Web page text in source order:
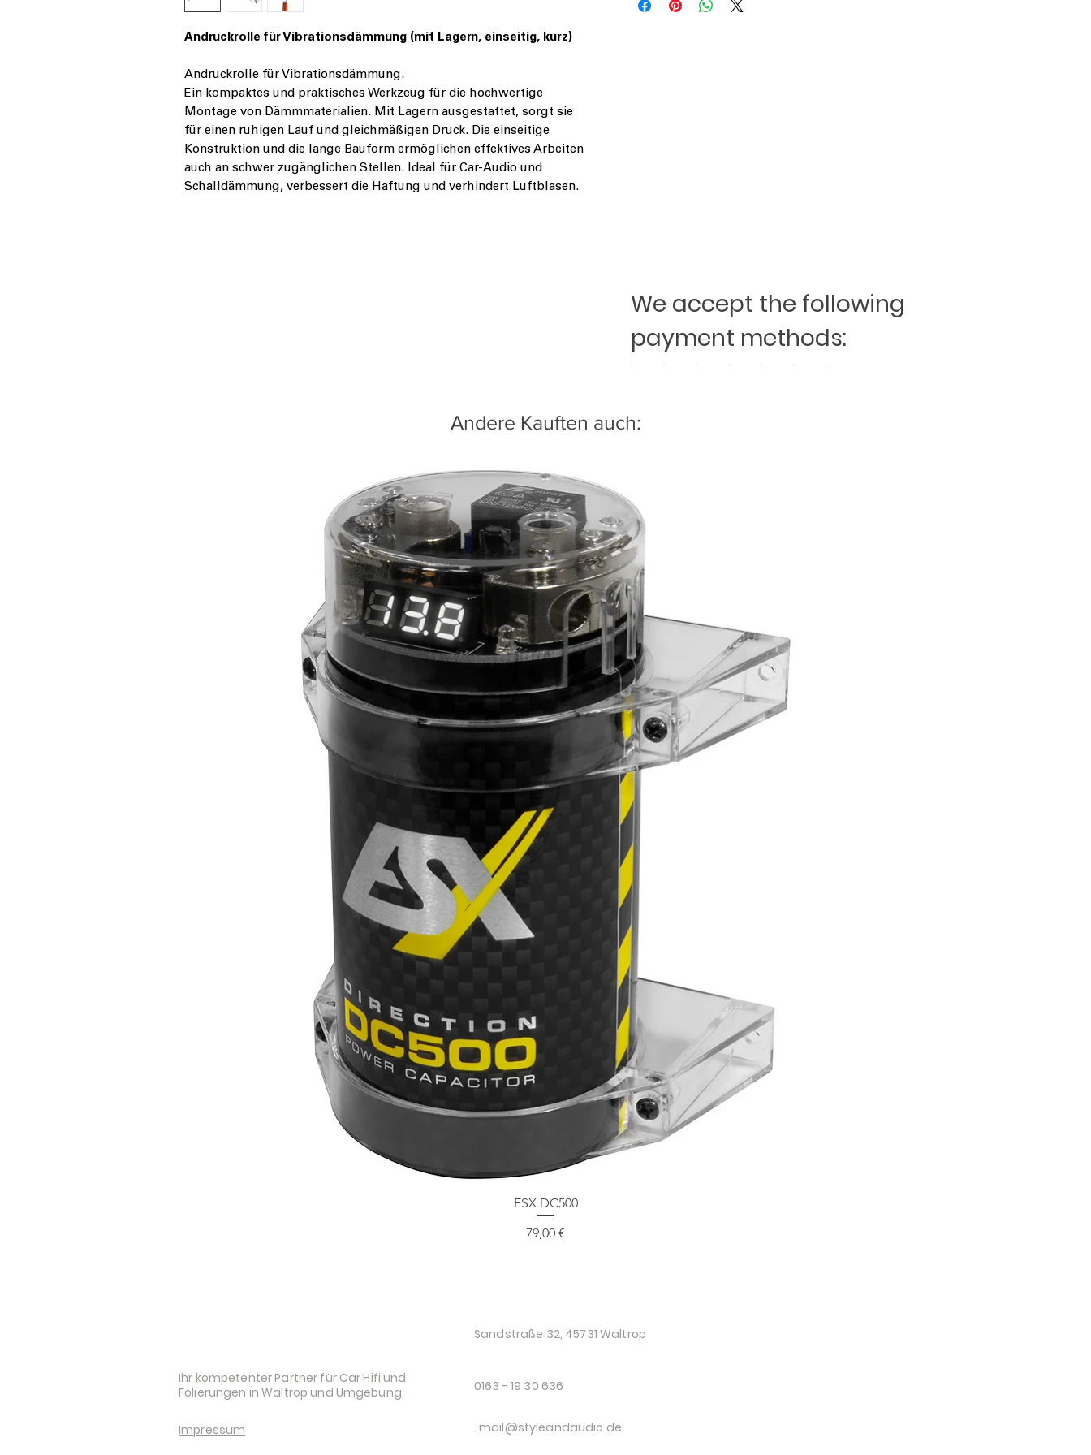
Andruckrolle für Vibrationsdämmung (mit Lagern, einseitig, kurz)
Andruckrolle für Vibrationsdämmung.
Ein kompaktes und praktisches Werkzeug für die hochwertige
Montage von Dämmmaterialien. Mit Lagern ausgestattet, sorgt sie
für einen ruhigen Lauf und gleichmäßigen Druck. Die einseitige
Konstruktion und die lange Bauform ermöglichen effektives Arbeiten
auch an schwer zugänglichen Stellen. Ideal für Car-Audio und
Schalldämmung, verbessert die Haftung und verhindert Luftblasen.
Ukraine, Charkow, Vaschenkovsky Gasse 28B
We accept the following
payment methods:
Andere Kauften auch:
Schnellansicht
ESX DC500
Preis
79,00 €
Ihr kompetenter Partner für Car Hifi und
Folierungen in Waltrop und Umgebung.
Impressum
Sandstraße 32, 45731 Waltrop
0163 - 19 30 636
mail@styleandaudio.de